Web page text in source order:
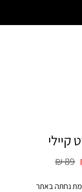
קיילי
₪89
נחתה באתר